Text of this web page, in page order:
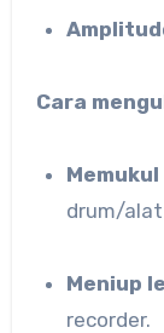
Cara
drum/
Meniup
recorder.